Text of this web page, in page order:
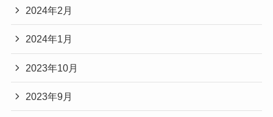
2024年2月
2024年1月
2023年10月
2023年9月